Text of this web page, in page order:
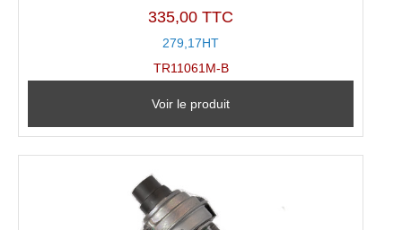
335,00 TTC
279,17HT
TR11061M-B
Voir le produit